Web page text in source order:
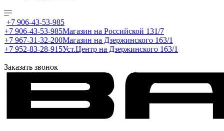
+7 906-43-53-985
+7 906-43-53-985Магазин на Российской 131/7
+7 967-31-32-200Магазин на Дзержинского 163/1
+7 952-83-28-915Уст.Центр на Дзержинского 163/1
Заказать звонок